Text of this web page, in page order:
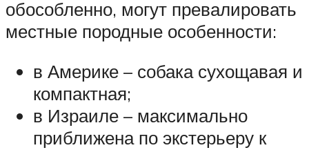
обособленно, могут превалировать
местные породные особенности:
в Америке – собака сухощавая и
компактная;
в Израиле – максимально
приближена по экстерьеру к